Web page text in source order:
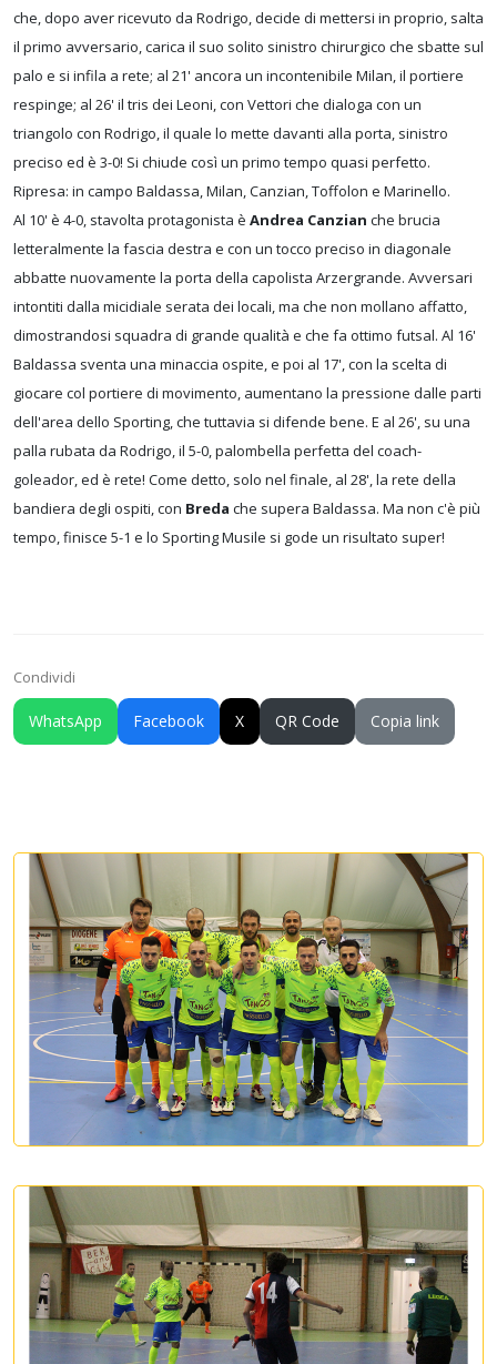
che, dopo aver ricevuto da Rodrigo, decide di mettersi in proprio, salta
il primo avversario, carica il suo solito sinistro chirurgico che sbatte sul
palo e si infila a rete; al 21' ancora un incontenibile Milan, il portiere
respinge; al 26' il tris dei Leoni, con Vettori che dialoga con un
triangolo con Rodrigo, il quale lo mette davanti alla porta, sinistro
preciso ed è 3-0! Si chiude così un primo tempo quasi perfetto.
Ripresa: in campo Baldassa, Milan, Canzian, Toffolon e Marinello.
Al 10' è 4-0, stavolta protagonista è Andrea Canzian che brucia
letteralmente la fascia destra e con un tocco preciso in diagonale
abbatte nuovamente la porta della capolista Arzergrande. Avversari
intontiti dalla micidiale serata dei locali, ma che non mollano affatto,
dimostrandosi squadra di grande qualità e che fa ottimo futsal. Al 16'
Baldassa sventa una minaccia ospite, e poi al 17', con la scelta di
giocare col portiere di movimento, aumentano la pressione dalle parti
dell'area dello Sporting, che tuttavia si difende bene. E al 26', su una
palla rubata da Rodrigo, il 5-0, palombella perfetta del coach-
goleador, ed è rete! Come detto, solo nel finale, al 28', la rete della
bandiera degli ospiti, con Breda che supera Baldassa. Ma non c'è più
tempo, finisce 5-1 e lo Sporting Musile si gode un risultato super!
Condividi
WhatsApp Facebook X QR Code Copia link